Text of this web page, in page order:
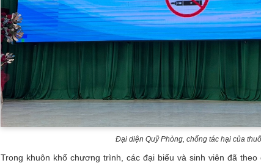
Đại diện Quỹ Phòng, chống tác hại của
Trong khuôn khổ chương trình, các đại biểu và sinh viên đã